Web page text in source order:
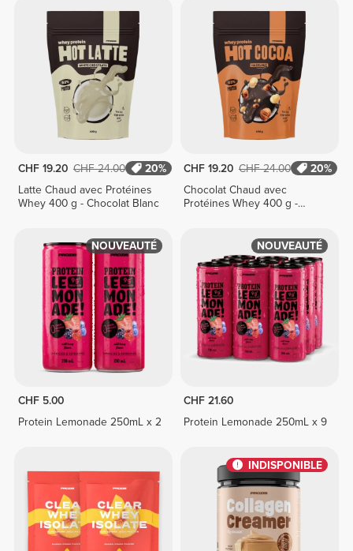
CHF 19.20 CHF 24.00
20%
Latte Chaud avec Protéines
Whey 400 g - Chocolat Blanc
CHF 19.20 CHF 24.00
20%
Chocolat Chaud avec
Protéines Whey 400 g -
NOUVEAUTÉ
CHF 5.00
Protein Lemonade 250mL x 2
NOUVEAUTÉ
CHF 21.60
Protein Lemonade 250mL x 9
INDISPONIBLE